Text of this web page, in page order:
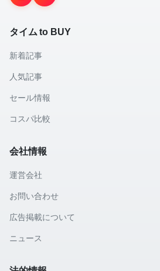
タイム to BUY
新着記事
人気記事
セール情報
コスパ比較
会社情報
運営会社
お問い合わせ
広告掲載について
ニュース